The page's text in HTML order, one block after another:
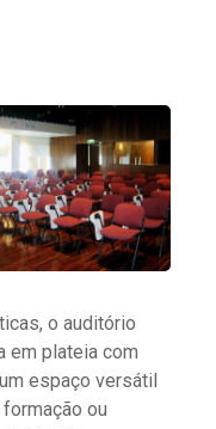
o auditório
em plateia com
espaço versátil
ou